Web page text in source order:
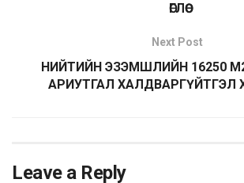
ӨГЛӨӨ
Next Post
НИЙТИЙН ЭЗЭМШЛИЙН 16250
АРИУТГАЛ ХАЛДВАРГҮЙТГЭЛ
Leave a Reply